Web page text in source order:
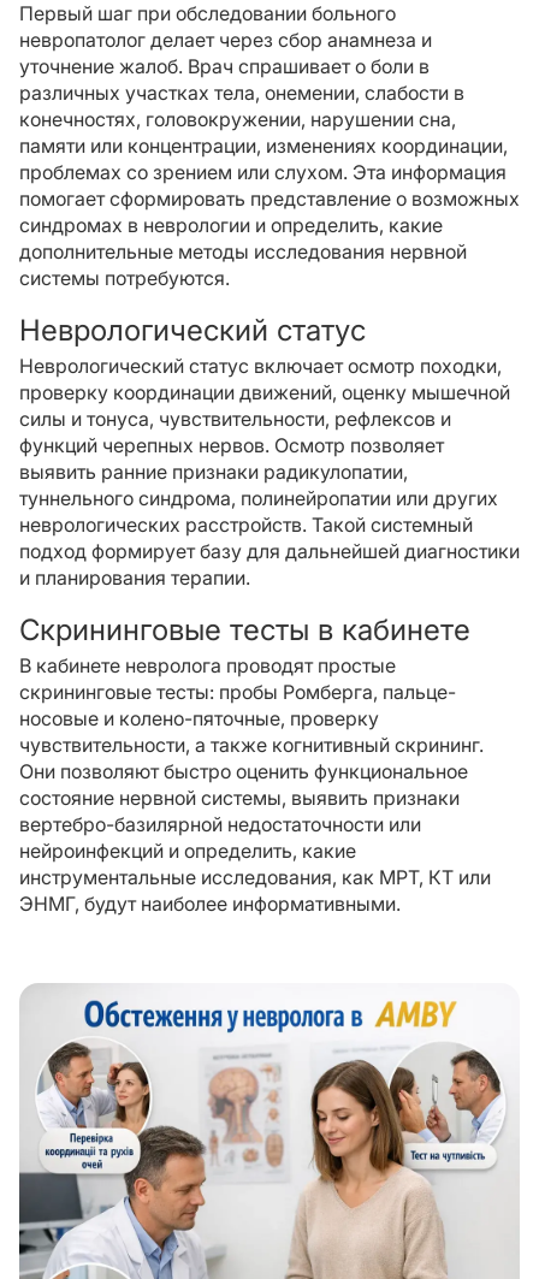
Первый шаг при обследовании больного
невропатолог делает через сбор анамнеза и
уточнение жалоб. Врач спрашивает о боли в
различных участках тела, онемении, слабости в
конечностях, головокружении, нарушении сна,
памяти или концентрации, изменениях координации,
проблемах со зрением или слухом. Эта информация
помогает сформировать представление о возможных
синдромах в неврологии и определить, какие
дополнительные методы исследования нервной
системы потребуются.
Неврологический статус
Неврологический статус включает осмотр походки,
проверку координации движений, оценку мышечной
силы и тонуса, чувствительности, рефлексов и
функций черепных нервов. Осмотр позволяет
выявить ранние признаки радикулопатии,
туннельного синдрома, полинейропатии или других
неврологических расстройств. Такой системный
подход формирует базу для дальнейшей диагностики
и планирования терапии.
Скрининговые тесты в кабинете
В кабинете невролога проводят простые
скрининговые тесты: пробы Ромберга, пальце-
носовые и колено-пяточные, проверку
чувствительности, а также когнитивный скрининг.
Они позволяют быстро оценить функциональное
состояние нервной системы, выявить признаки
вертебро-базилярной недостаточности или
нейроинфекций и определить, какие
инструментальные исследования, как МРТ, КТ или
ЭНМГ, будут наиболее информативными.